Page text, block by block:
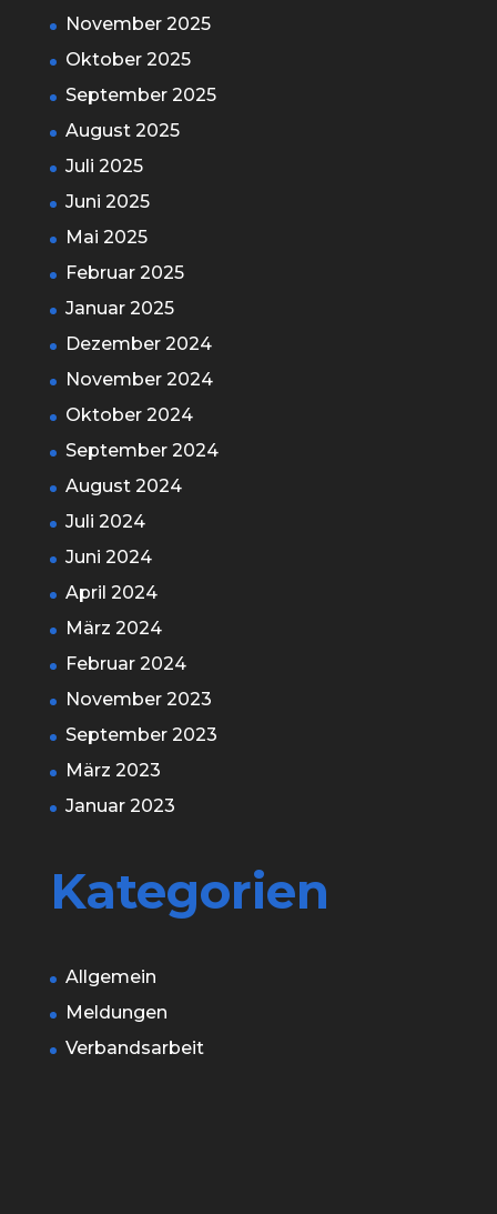
November 2025
Oktober 2025
September 2025
August 2025
Juli 2025
Juni 2025
Mai 2025
Februar 2025
Januar 2025
Dezember 2024
November 2024
Oktober 2024
September 2024
August 2024
Juli 2024
Juni 2024
April 2024
März 2024
Februar 2024
November 2023
September 2023
März 2023
Januar 2023
Kategorien
Allgemein
Meldungen
Verbandsarbeit